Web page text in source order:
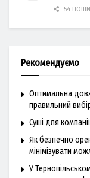
54
Рекомендуємо
Оптимальна
правильний
Суші для
Як безпечно
мінімізувати
У